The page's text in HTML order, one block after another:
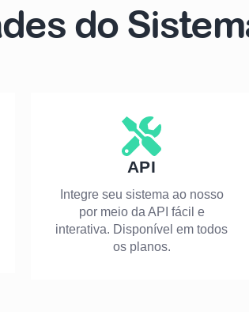
do
API
Integre seu sistema ao nosso
por meio da API fácil e
interativa. Disponível em todos
os planos.